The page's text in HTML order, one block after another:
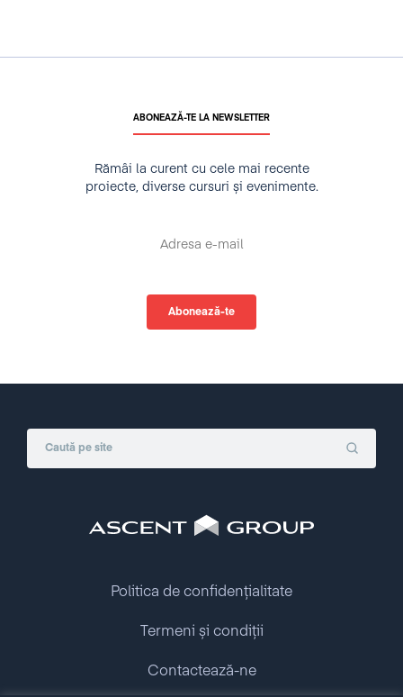
ABONEAZĂ-TE LA NEWSLETTER
Rămâi la curent cu cele mai recente
proiecte, diverse cursuri și evenimente.
Politica de confidențialitate
Termeni și condiții
Contactează-ne